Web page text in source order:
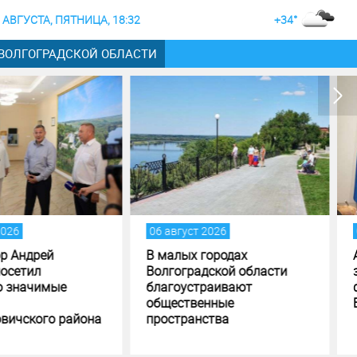
АВГУСТА, ПЯТНИЦА, 18:32 +34°
ОБЛАСТИ
2026
городах
области
05 август 2026
Андрей Бочаров поставил
задачи по исполнению и
формированию бюджета
Волгоградской области